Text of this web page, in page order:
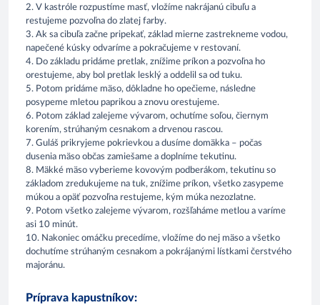
2. V kastróle rozpustíme masť, vložíme nakrájanú cibuľu a
restujeme pozvoľna do zlatej farby.
3. Ak sa cibuľa začne pripekať, základ mierne zastrekneme vodou,
napečené kúsky odvaríme a pokračujeme v restovaní.
4. Do základu pridáme pretlak, znížime príkon a pozvoľna ho
orestujeme, aby bol pretlak lesklý a oddelil sa od tuku.
5. Potom pridáme mäso, dôkladne ho opečieme, následne
posypeme mletou paprikou a znovu orestujeme.
6. Potom základ zalejeme vývarom, ochutíme soľou, čiernym
korením, strúhaným cesnakom a drvenou rascou.
7. Guláš prikryjeme pokrievkou a dusíme domäkka – počas
dusenia mäso občas zamiešame a doplníme tekutinu.
8. Mäkké mäso vyberieme kovovým podberákom, tekutinu so
základom zredukujeme na tuk, znížime príkon, všetko zasypeme
múkou a opäť pozvoľna restujeme, kým múka nezozlatne.
9. Potom všetko zalejeme vývarom, rozšľaháme metlou a varíme
asi 10 minút.
10. Nakoniec omáčku precedíme, vložíme do nej mäso a všetko
dochutíme strúhaným cesnakom a pokrájanými lístkami čerstvého
majoránu.
Príprava kapustníkov: